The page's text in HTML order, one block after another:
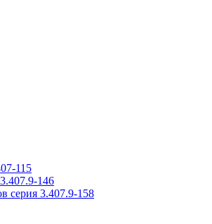
115
146
серия 3.407.9-158